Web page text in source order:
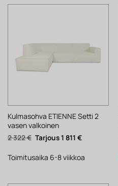
Kulmasohva ETIENNE Setti 2
vasen valkoinen
2 322€ Alkuperäinen
hinta
2
322 €.
1 811 €Nykyinen
1
811 €.
Toimitusaika 6-8 viikkoa